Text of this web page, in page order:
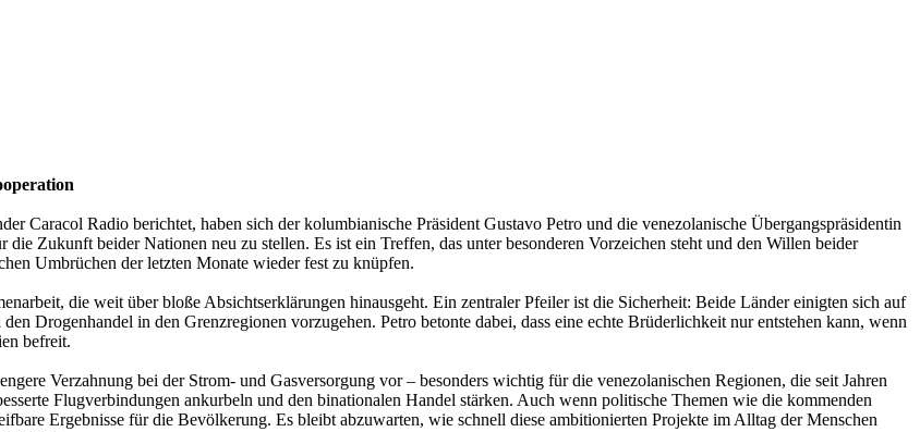
Caracol Radio berichtet, haben sich der kolumbianische Präsident Gustavo Petro und die venezolanische Übergangspräsidentin
Zukunft beider Nationen neu zu stellen. Es ist ein Treffen, das unter besonderen Vorzeichen steht und den Willen beider
Umbrüchen der letzten Monate wieder fest zu knüpfen.
die weit über bloße Absichtserklärungen hinausgeht. Ein zentraler Pfeiler ist die Sicherheit: Beide Länder einigten sich auf
Drogenhandel in den Grenzregionen vorzugehen. Petro betonte dabei, dass eine echte Brüderlichkeit nur entstehen kann, wenn
befreit.
Verzahnung bei der Strom- und Gasversorgung vor – besonders wichtig für die venezolanischen Regionen, die seit Jahren
Flugverbindungen ankurbeln und den binationalen Handel stärken. Auch wenn politische Themen wie die kommenden
Ergebnisse für die Bevölkerung. Es bleibt abzuwarten, wie schnell diese ambitionierten Projekte im Alltag der Menschen